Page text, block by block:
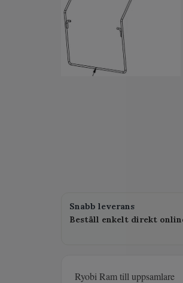
Snabb leverans
Beställ enkelt direkt
Ryobi Ram till uppsamlare